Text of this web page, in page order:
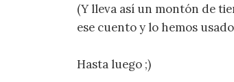
(Y lleva así un montón de
ese cuento y lo hemos
Hasta luego ;)